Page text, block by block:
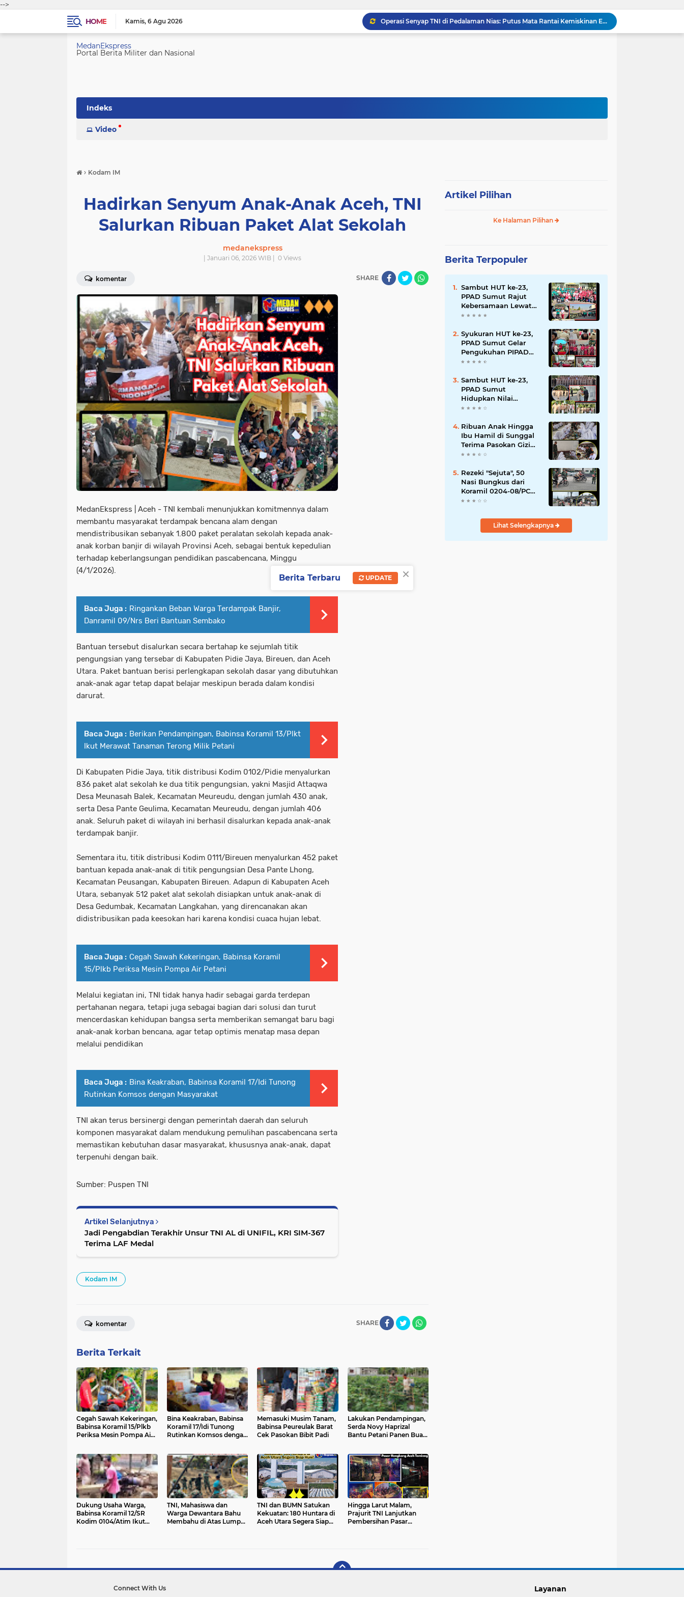
-->
HOME
Kamis 6 Agu 2026
Operasi Senyap TNI di Pedalaman Nias: Putus Mata Rantai Kemiskinan Ekstrem
Komsos di Sekolah, Babinsa Koramil 0204-15/SPP Bentengi Siswa SMPN 1 Sipispis dari Bahaya Narkotika
Syukuran HUT ke-23, PPAD Sumut Gelar Pengukuhan PIPAD Hingga Tradisi Kekeluargaan
MedanEkspress
Portal Berita Militer dan Nasional
Indeks
Video
› Kodam IM
Hadirkan Senyum Anak-Anak Aceh, TNI
Salurkan Ribuan Paket Alat Sekolah
medanekspress
| Januari 06, 2026 WIB | 0 Views
komentar SHARE
MedanEkspress | Aceh - TNI kembali menunjukkan komitmennya dalam
membantu masyarakat terdampak bencana alam dengan
mendistribusikan sebanyak 1.800 paket peralatan sekolah kepada anak-
anak korban banjir di wilayah Provinsi Aceh, sebagai bentuk kepedulian
terhadap keberlangsungan pendidikan pascabencana, Minggu
(4/1/2026).
Baca Juga : Ringankan Beban Warga Terdampak Banjir,
Danramil 09/Nrs Beri Bantuan Sembako
Bantuan tersebut disalurkan secara bertahap ke sejumlah titik
pengungsian yang tersebar di Kabupaten Pidie Jaya, Bireuen, dan Aceh
Utara. Paket bantuan berisi perlengkapan sekolah dasar yang dibutuhkan
anak-anak agar tetap dapat belajar meskipun berada dalam kondisi
darurat.
Baca Juga : Berikan Pendampingan, Babinsa Koramil 13/Plkt
Ikut Merawat Tanaman Terong Milik Petani
Di Kabupaten Pidie Jaya, titik distribusi Kodim 0102/Pidie menyalurkan
836 paket alat sekolah ke dua titik pengungsian, yakni Masjid Attaqwa
Desa Meunasah Balek, Kecamatan Meureudu, dengan jumlah 430 anak,
serta Desa Pante Geulima, Kecamatan Meureudu, dengan jumlah 406
anak. Seluruh paket di wilayah ini berhasil disalurkan kepada anak-anak
terdampak banjir.
Sementara itu, titik distribusi Kodim 0111/Bireuen menyalurkan 452 paket
bantuan kepada anak-anak di titik pengungsian Desa Pante Lhong,
Kecamatan Peusangan, Kabupaten Bireuen. Adapun di Kabupaten Aceh
Utara, sebanyak 512 paket alat sekolah disiapkan untuk anak-anak di
Desa Gedumbak, Kecamatan Langkahan, yang direncanakan akan
didistribusikan pada keesokan hari karena kondisi cuaca hujan lebat.
Baca Juga : Cegah Sawah Kekeringan, Babinsa Koramil
15/Plkb Periksa Mesin Pompa Air Petani
Melalui kegiatan ini, TNI tidak hanya hadir sebagai garda terdepan
pertahanan negara, tetapi juga sebagai bagian dari solusi dan turut
mencerdaskan kehidupan bangsa serta memberikan semangat baru bagi
anak-anak korban bencana, agar tetap optimis menatap masa depan
melalui pendidikan
Baca Juga : Bina Keakraban, Babinsa Koramil 17/Idi Tunong
Rutinkan Komsos dengan Masyarakat
TNI akan terus bersinergi dengan pemerintah daerah dan seluruh
komponen masyarakat dalam mendukung pemulihan pascabencana serta
memastikan kebutuhan dasar masyarakat, khususnya anak-anak, dapat
terpenuhi dengan baik.
Sumber: Puspen TNI
Artikel Selanjutnya
Jadi Pengabdian Terakhir Unsur TNI AL di UNIFIL, KRI SIM-367
Terima LAF Medal
Kodam IM
SHARE
komentar
Berita Terkait
Cegah Sawah Kekeringan,
Babinsa Koramil 15/Plkb
Periksa Mesin Pompa Air
Bina Keakraban, Babinsa
Koramil 17/Idi Tunong
Rutinkan Komsos dengan
Memasuki Musim Tanam,
Babinsa Peureulak Barat
Cek Pasokan Bibit Padi
Lakukan Pendampingan,
Serda Novy Haprizal
Bantu Petani Panen Buah
Dukung Usaha Warga,
Babinsa Koramil 12/SR
Kodim 0104/Atim Ikut
TNI, Mahasiswa dan
Warga Dewantara Bahu
Membahu di Atas Lumpur
TNI dan BUMN Satukan
Kekuatan: 180 Huntara di
Aceh Utara Segera Siap
Hingga Larut Malam,
Prajurit TNI Lanjutkan
Pembersihan Pasar
Artikel Pilihan
Ke Halaman Pilihan
Berita Terpopuler
Sambut HUT ke-23,
PPAD Sumut Rajut
Kebersamaan Lewat
Senam Sehat dan
Bekangdam I/BB
Syukuran HUT ke-23,
PPAD Sumut Gelar
Pengukuhan PIPAD
Hingga Tradisi
Sambut HUT ke-23,
PPAD Sumut
Hidupkan Nilai
Pahlawan di TMP
Ribuan Anak Hingga
Ibu Hamil di Sunggal
Terima Pasokan Gizi
Gratis dari TNI dan
Rezeki "Sejuta", 50
Nasi Bungkus dari
Koramil 0204-08/PC
Habis Diserbu Warga
Lihat Selengkapnya
Connect With Us Layanan
×
Berita Terbaru UPDATE